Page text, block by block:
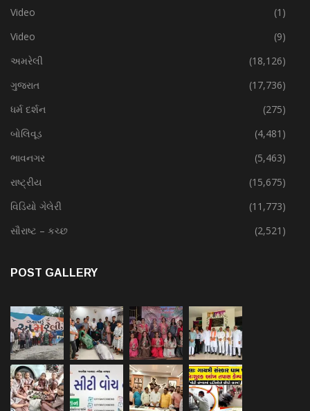
Video
(1)
Video
(9)
અમરેલી
(18,126)
ગુજરાત
(17,736)
ધર્મ દર્શન
(275)
બોલિવૂડ
(4,481)
ભાવનગર
(5,463)
રાષ્ટ્રીય
(15,675)
વિડિયો ગેલેરી
(11,773)
સૌરાષ્ટ – કચ્છ
(2,521)
POST GALLERY